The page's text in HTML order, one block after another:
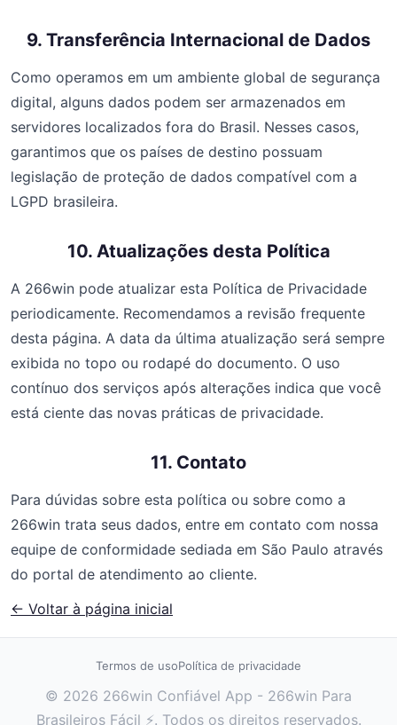
9. Transferência Internacional de Dados
Como operamos em um ambiente global de segurança
digital, alguns dados podem ser armazenados em
servidores localizados fora do Brasil. Nesses casos,
garantimos que os países de destino possuam
legislação de proteção de dados compatível com a
LGPD brasileira.
10. Atualizações desta Política
A 266win pode atualizar esta Política de Privacidade
periodicamente. Recomendamos a revisão frequente
desta página. A data da última atualização será sempre
exibida no topo ou rodapé do documento. O uso
contínuo dos serviços após alterações indica que você
está ciente das novas práticas de privacidade.
11. Contato
Para dúvidas sobre esta política ou sobre como a
266win trata seus dados, entre em contato com nossa
equipe de conformidade sediada em São Paulo através
do portal de atendimento ao cliente.
← Voltar à página inicial
Termos de usoPolítica de privacidade
© 2026 266win Confiável App - 266win Para
Brasileiros Fácil ⚡. Todos os direitos reservados.